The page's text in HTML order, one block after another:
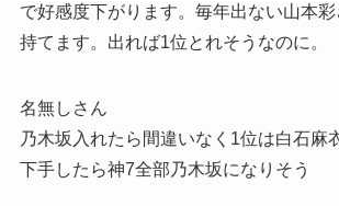
で好感度下がります。毎年出ない山本
持てます。出れば1位とれそうなのに。
名無しさん
乃木坂入れたら間違いなく1位は白石麻
下手したら神7全部乃木坂になりそう